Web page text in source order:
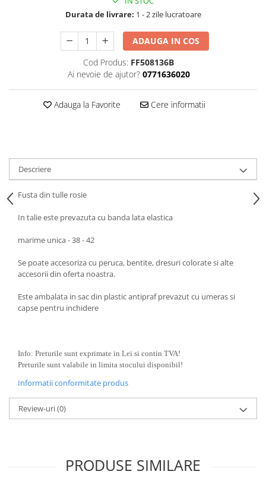
MACHETE MOTOCICLETE SI
MACHETE NAVE MILITARE –
Miniaturi Navale de Colectie
MACHETE RALIU – Miniaturi Masini
de Raliu la Diverse Scari
MACHETE VEHICULE INTERVENTIE
VITRINE, FIGURINE, ACCESORII
MACHETE
Articole Petrecere
ARTICOLE PENTRU VALENTINE'S
BALOANE AIRWALKERS
BALOANE MODELE DEOSEBITE
BALOANE MUZICALE
BALOANE SUPERSHAPE SI JUMBO
CARNAVAL
LUMANARI PETRECERI ANIVERSARI
PAPUSI SI DECORATIUNI HORROR
ACCESORII
SUPORTERI MECIURI SPORT
BODY - BUST
COSTUME FETE ROCHITE FUSTE
TRICOURI TEMATICE 3D
Durata de livrare: 1 - 2 zile lucratoare
ADAUGA IN COS
Cod Produs: FF508136B
Ai nevoie de ajutor? 0771636020
Adauga la Favorite Cere informatii
Descriere
Fusta din tulle rosie
In talie este prevazuta cu banda lata elastica
marime unica - 38 - 42
Se poate accesoriza cu peruca, bentite, dresuri colorate si alte
accesorii din oferta noastra.
Este ambalata in sac din plastic antipraf prevazut cu umeras si
capse pentru inchidere
Info: Preturile sunt exprimate in Lei si contin TVA!
Preturile sunt valabile in limita stocului disponibil!
Informatii conformitate produs
Review-uri(0)
PRODUSE SIMILARE